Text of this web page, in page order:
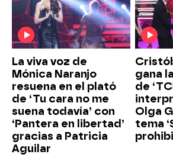
La viva voz de
Mónica Naranjo
resuena en el plató
de ‘Tu cara no me
suena todavía’ con
‘Pantera en libertad’
gracias a Patricia
Aguilar
gana
de
Olga
tema